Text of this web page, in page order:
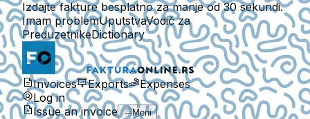
Izdajte fakture besplatno za manje od 30 sekundi.
Imam problemUputstvaVodič za
PreduzetnikeDictionary
Invoices Exports
Expenses
Log in
Issue an invoice
Meni